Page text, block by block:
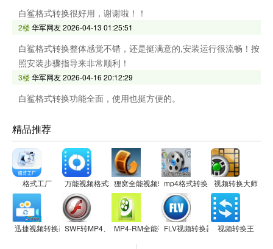
白鲨格式转换很好用，谢谢啦！！
2楼华军网友2026-04-13 01:25:51
白鲨格式转换整体感觉不错，还是挺满意的,安装运行很流畅！按
照安装步骤指导来非常顺利！
3楼华军网友2026-04-16 20:12:29
白鲨格式转换功能全面，使用也挺方便的。
精品推荐
格式工厂 万能视频格式转换器狸窝全能视频转换器mp4格式转换器视频转换大师
迅捷视频转换器SWF转MP4、FLV、3GP转换器
MP4-RM全能视频转换专家
FLV视频转换器 视频转换王